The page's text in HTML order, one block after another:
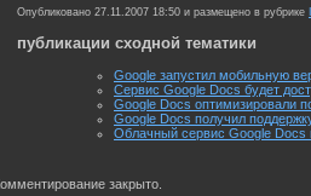
Опубликовано 27.11.2007 18:50 и размещено в рубрике
публикации сходной тематики
Google запустил мобильную
Сервис Google Docs будет
Google Docs оптимизировали
Google Docs получил
Облачный сервис Google Docs
закрыто.